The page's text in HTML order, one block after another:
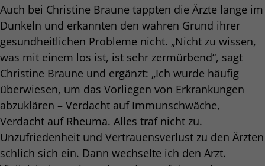
Auch bei Christine Braune tappten die Ärzte lange im
Dunkeln und erkannten den wahren Grund ihrer
gesundheitlichen Probleme nicht. „Nicht zu wissen,
was mit einem los ist, ist sehr zermürbend“, sagt
Christine Braune und ergänzt: „Ich wurde häufig
überwiesen, um das Vorliegen von Erkrankungen
abzuklären – Verdacht auf Immunschwäche,
Verdacht auf Rheuma. Alles traf nicht zu.
Unzufriedenheit und Vertrauensverlust zu den Ärzten
schlich sich ein. Dann wechselte ich den Arzt.